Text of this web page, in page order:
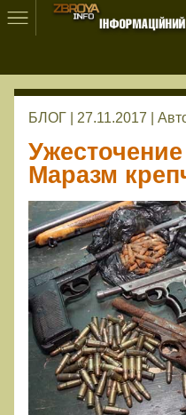
БЛОГ | 27.11.2017 |
Маразм